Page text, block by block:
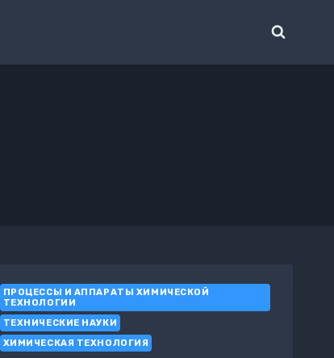
ПРОЦЕССЫ И АППАРАТЫ ХИМИЧЕСКОЙ
ТЕХНОЛОГИИ
ТЕХНИЧЕСКИЕ НАУКИ
ХИМИЧЕСКАЯ ТЕХНОЛОГИЯ